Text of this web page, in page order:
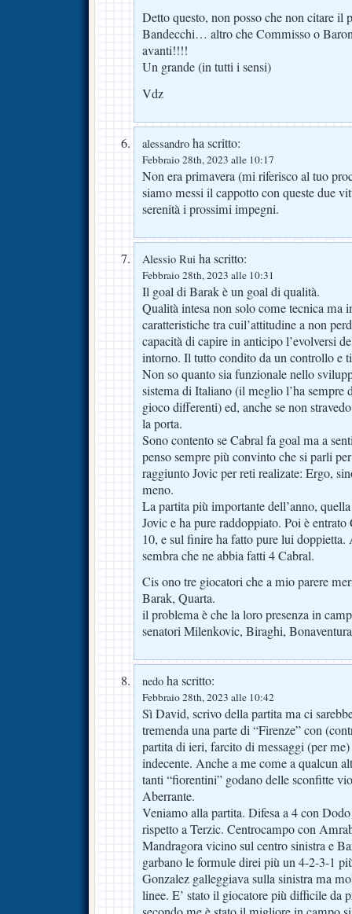
Detto questo, non posso che non citare il
Bandecchi… altro che Commisso o
avanti!!!!
Un grande (in tutti i sensi)
Vdz
alessandro ha scritto:
Febbraio 28th, 2023 alle 10:17
Non era primavera (mi riferisco al tuo
siamo messi il cappotto con queste due
serenità i prossimi impegni.
Alessio Rui ha scritto:
Febbraio 28th, 2023 alle 10:31
Il goal di Barak è un goal di qualità.
Qualità intesa non solo come tecnica ma
caratteristiche tra cuil’attitudine a non
capacità di capire in anticipo l’evolversi
intorno. Il tutto condito da un controllo e
Non so quanto sia funzionale nello
sistema di Italiano (il meglio l’ha sempre
gioco differenti) ed, anche se non
la porta.
Sono contento se Cabral fa goal ma a
penso sempre più convinto che si parli
raggiunto Jovic per reti realizate: Ergo,
meno.
La partita più importante dell’anno,
Jovic e ha pure raddoppiato. Poi è
10, e sul finire ha fatto pure lui
sembra che ne abbia fatti 4 Cabral.
Cis ono tre giocatori che a mio parere
Barak, Quarta.
il problema è che la loro presenza in
senatori Milenkovic, Biraghi,
nedo ha scritto:
Febbraio 28th, 2023 alle 10:42
Sì David, scrivo della partita ma ci
tremenda una parte di “Firenze” con
partita di ieri, farcito di messaggi (per
indecente. Anche a me come a qualcun
tanti “fiorentini” godano delle sconfitte
Aberrante.
Veniamo alla partita. Difesa a 4 con
rispetto a Terzic. Centrocampo con
Mandragora vicino sul centro sinistra e
garbano le formule direi più un 4-2-3-1
Gonzalez galleggiava sulla sinistra ma
linee. E’ stato il giocatore più difficile da